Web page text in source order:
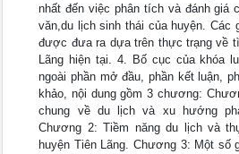
nhất đến việc phân tích và đánh giá
văn,du lịch sinh thái của huyện. Các
được đưa ra dựa trên thực trạng về
Lãng hiện tại. 4. Bố cục của khóa
ngoài phần mở đầu, phần kết luận,
khảo, nội dung gồm 3 chương:
chung về du lịch và xu hướng
Chương 2: Tiềm năng du lịch và
huyện Tiên Lãng. Chương 3: Một số